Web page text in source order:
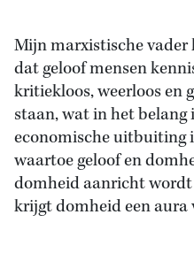
Mijn marxistische vader
dat geloof mensen
kritiekloos, weerloos en
staan, wat in het
economische uitbuiting
waartoe geloof en
domheid aanricht
krijgt domheid een aura